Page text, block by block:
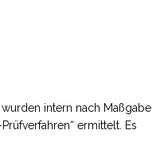
intern nach Maßgabe
ermittelt. Es